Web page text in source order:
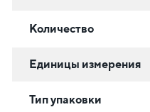
Количество
Единицы измерения
Тип упаковки